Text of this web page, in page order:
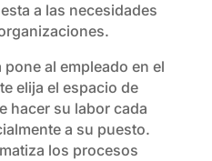
a las necesidades
al empleado en el
elija el espacio de
hacer su labor cada
a su puesto.
los procesos